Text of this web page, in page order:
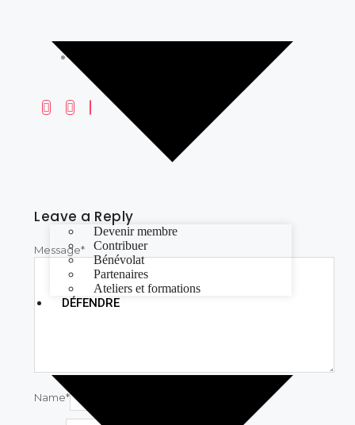
Devenir membre
Contribuer
Bénévolat
Partenaires
Ateliers et formations
DÉFENDRE
Leave a Reply
Message*
Name*